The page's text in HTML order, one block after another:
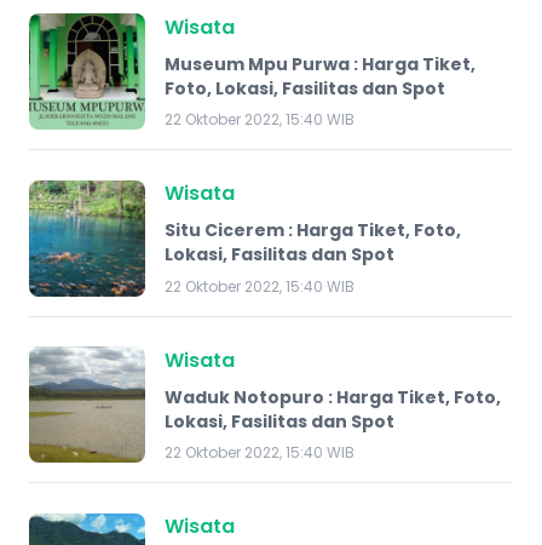
Wisata
Museum Mpu Purwa : Harga Tiket,
Foto, Lokasi, Fasilitas dan Spot
22 Oktober 2022, 15:40 WIB
Wisata
Situ Cicerem : Harga Tiket, Foto,
Lokasi, Fasilitas dan Spot
22 Oktober 2022, 15:40 WIB
Wisata
Waduk Notopuro : Harga Tiket, Foto,
Lokasi, Fasilitas dan Spot
22 Oktober 2022, 15:40 WIB
Wisata